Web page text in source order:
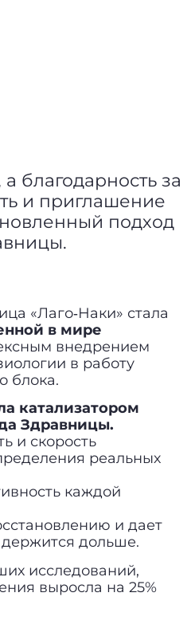
благодарность за
и приглашение
подход
«Лаго‐Наки» стала
в мире
внедрением
в работу
блока.
катализатором
Здравницы.
и скорость
реальных
каждой
и дает
держится дольше.
исследований,
выросла на 25%